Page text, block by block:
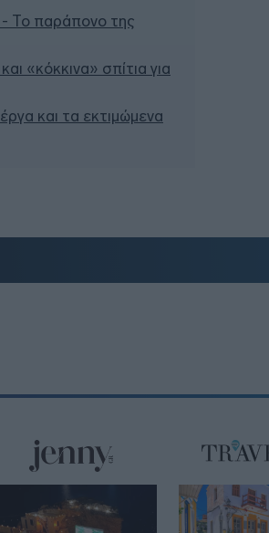
- Το παράπονο της
«κόκκινα» σπίτια για
και τα εκτιμώμενα